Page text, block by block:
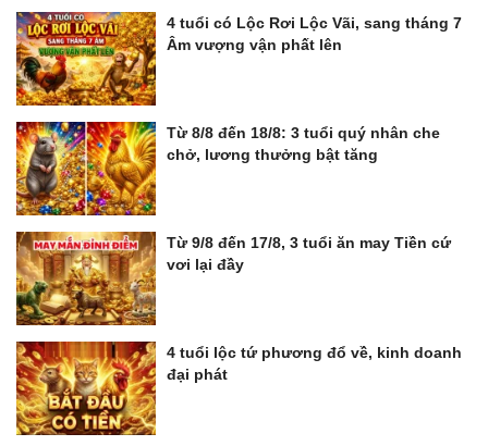
4 tuổi có Lộc Rơi Lộc Vãi, sang tháng 7
Âm vượng vận phất lên
Từ 8/8 đến 18/8: 3 tuổi quý nhân che
chở, lương thưởng bật tăng
Từ 9/8 đến 17/8, 3 tuổi ăn may Tiền cứ
vơi lại đầy
4 tuổi lộc tứ phương đổ về, kinh doanh
đại phát